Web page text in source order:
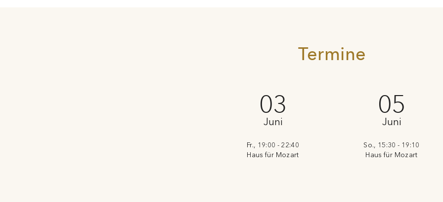
Termine
03
Juni
Fr., 19:00 - 22:40
Haus für Mozart
05
Juni
So., 15:30 - 19:10
Haus für Mozart